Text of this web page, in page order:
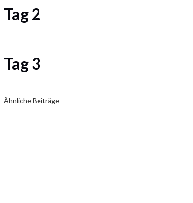
Tag 2
Tag 3
Ähnliche Beiträge